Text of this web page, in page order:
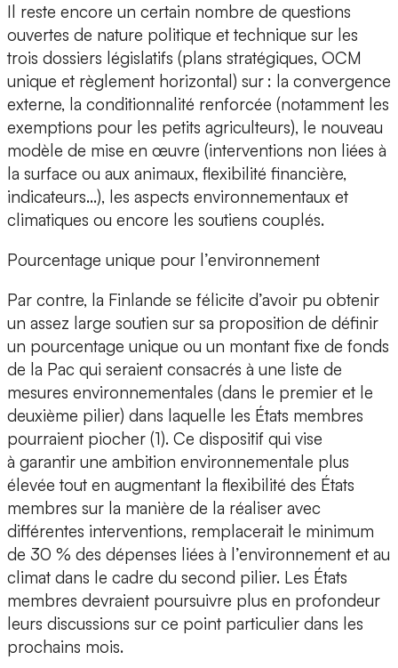
Il reste encore un certain nombre de questions
ouvertes de nature politique et technique sur les
trois dossiers législatifs (plans stratégiques, OCM
unique et règlement horizontal) sur : la convergence
externe, la conditionnalité renforcée (notamment les
exemptions pour les petits agriculteurs), le nouveau
modèle de mise en œuvre (interventions non liées à
la surface ou aux animaux, flexibilité financière,
indicateurs…), les aspects environnementaux et
climatiques ou encore les soutiens couplés.
Pourcentage unique pour l’environnement
Par contre, la Finlande se félicite d’avoir pu obtenir
un assez large soutien sur sa proposition de définir
un pourcentage unique ou un montant fixe de fonds
de la Pac qui seraient consacrés à une liste de
mesures environnementales (dans le premier et le
deuxième pilier) dans laquelle les États membres
pourraient piocher (1). Ce dispositif qui vise
à garantir une ambition environnementale plus
élevée tout en augmentant la flexibilité des États
membres sur la manière de la réaliser avec
différentes interventions, remplacerait le minimum
de 30 % des dépenses liées à l’environnement et au
climat dans le cadre du second pilier. Les États
membres devraient poursuivre plus en profondeur
leurs discussions sur ce point particulier dans les
prochains mois.